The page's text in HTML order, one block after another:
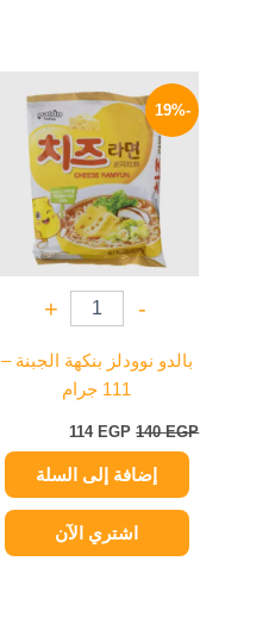
-19%
-
+
بالدو نوودلز بنكهة الجبنة –
111 جرام
140EGP
الأصلي
140 EGP.
114 EGP
الحالي
هو:
114 EGP.
إضافة إلى السلة
اشتري الآن